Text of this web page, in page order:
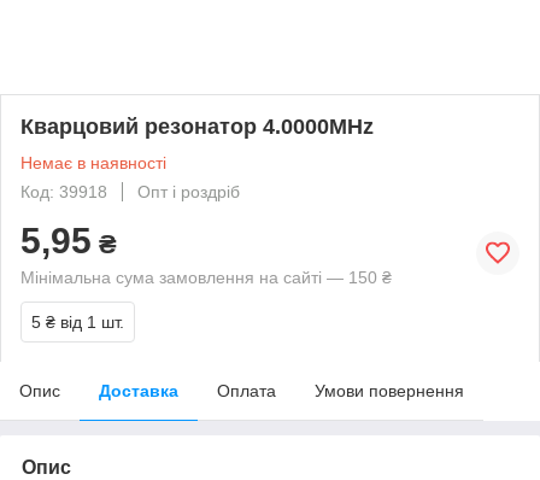
Кварцовий резонатор 4.0000MHz
Немає в наявності
Код: 39918
Опт і роздріб
5,95 ₴
Мінімальна сума замовлення на сайті — 150 ₴
5 ₴ від 1 шт.
Опис Доставка Оплата Умови повернення
Опис